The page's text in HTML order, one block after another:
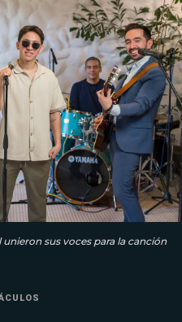
unieron sus voces para la canción